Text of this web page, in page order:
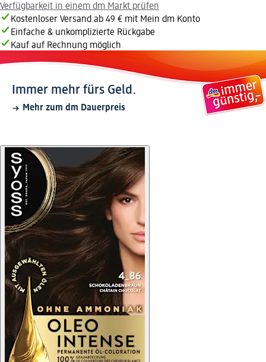
Verfügbarkeit in einem dm Markt prüfen
Kostenloser Versand ab 49 € mit Mein dm Konto
Einfache & unkomplizierte Rückgabe
Kauf auf Rechnung möglich
Immer mehr fürs Geld.
Mehr zum dm Dauerpreis